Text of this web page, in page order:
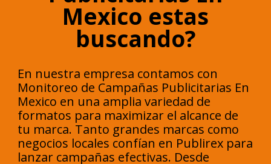
Mexico estas
buscando?
En nuestra empresa contamos con
Monitoreo de Campañas Publicitarias En
Mexico en una amplia variedad de
formatos para maximizar el alcance de
tu marca. Tanto grandes marcas como
negocios locales confían en Publirex para
lanzar campañas efectivas. Desde